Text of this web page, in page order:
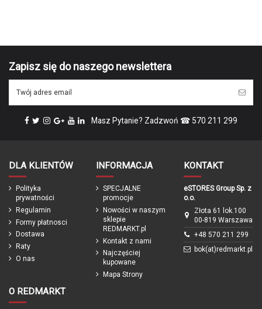
Zapisz się do naszego newslettera
Masz Pytanie? Zadzwoń ☎ 570 211 299
DLA KLIENTÓW
Polityka
prywatności
Regulamin
Formy płatnosci
Dostawa
Raty
O nas
INFORMACJA
SPECJALNE
promocje
Nowości w naszym
sklepie
REDMARKT.pl
Kontakt z nami
Najczęściej
kupowane
Mapa Strony
KONTAKT
eSTORES Group Sp. z
o.o.
Złota 61 lok.100
00-819 Warszawa
+48 570 211 299
bok(at)redmarkt.pl
O REDMARKT